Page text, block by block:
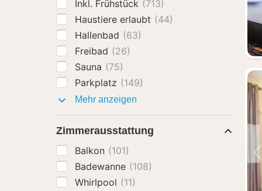
Inkl. Frühstück (713)
Haustiere erlaubt (44)
Hallenbad (63)
Freibad (26)
Sauna (75)
Parkplatz (149)
Mehr anzeigen
Zimmerausstattung
Balkon (101)
Badewanne (108)
Whirlpool (11)